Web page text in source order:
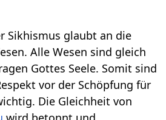
Sikhismus glaubt an die
Alle Wesen sind gleich
Gottes Seele. Somit sind
vor der Schöpfung für
Die Gleichheit von